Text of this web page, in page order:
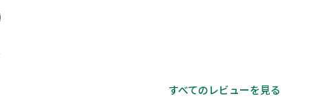
すべてのレビューを見る